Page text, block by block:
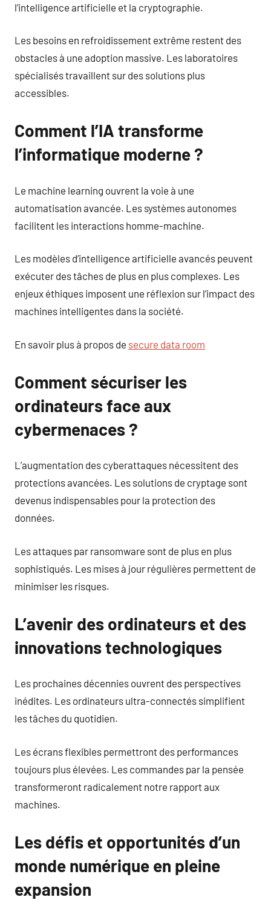
l’intelligence artificielle et la cryptographie.
Les besoins en refroidissement extrême restent des
obstacles à une adoption massive. Les laboratoires
spécialisés travaillent sur des solutions plus
accessibles.
Comment l’IA transforme
l’informatique moderne ?
Le machine learning ouvrent la voie à une
automatisation avancée. Les systèmes autonomes
facilitent les interactions homme-machine.
Les modèles d’intelligence artificielle avancés peuvent
exécuter des tâches de plus en plus complexes. Les
enjeux éthiques imposent une réflexion sur l’impact des
machines intelligentes dans la société.
En savoir plus à propos de secure data room
Comment sécuriser les
ordinateurs face aux
cybermenaces ?
L’augmentation des cyberattaques nécessitent des
protections avancées. Les solutions de cryptage sont
devenus indispensables pour la protection des
données.
Les attaques par ransomware sont de plus en plus
sophistiqués. Les mises à jour régulières permettent de
minimiser les risques.
L’avenir des ordinateurs et des
innovations technologiques
Les prochaines décennies ouvrent des perspectives
inédites. Les ordinateurs ultra-connectés simplifient
les tâches du quotidien.
Les écrans flexibles permettront des performances
toujours plus élevées. Les commandes par la pensée
transformeront radicalement notre rapport aux
machines.
Les défis et opportunités d’un
monde numérique en pleine
expansion